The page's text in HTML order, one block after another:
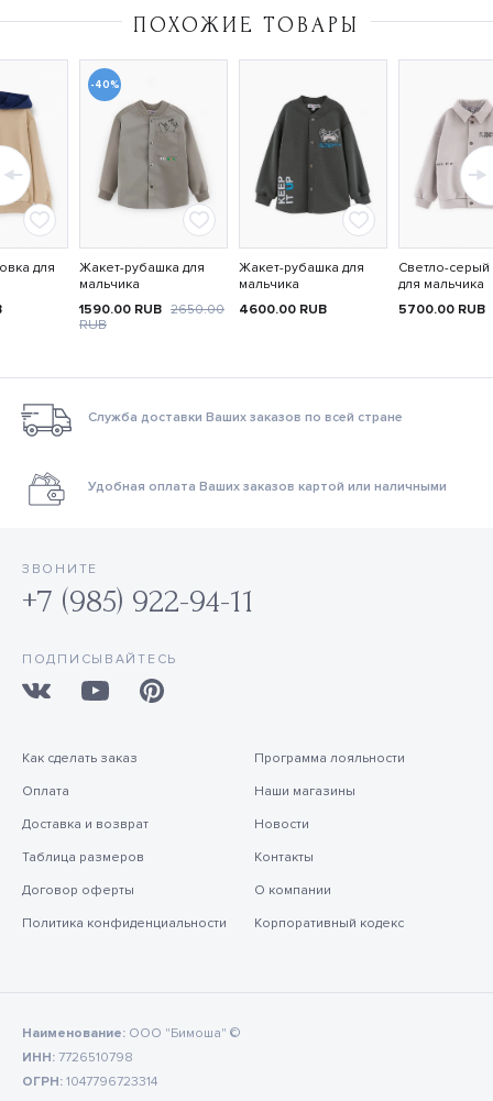
ПОХОЖИЕ ТОВАРЫ
для
-40%
Жакет-рубашка для
мальчика
1590.00 RUB 2650.00
RUB
Жакет-рубашка для
мальчика
4600.00 RUB
Светло-серый
для мальчика
5700.00 RUB
Служба доставки Ваших заказов по всей стране
Удобная оплата Ваших заказов картой или наличными
ЗВОНИТЕ
+7 (985) 922-94-11
ПОДПИСЫВАЙТЕСЬ
Как сделать заказ
Оплата
Доставка и возврат
Таблица размеров
Договор оферты
Политика конфиденциальности
Программа лояльности
Наши магазины
Новости
Контакты
О компании
Корпоративный кодекс
Наименование: ООО "Бимоша" ©
ИНН: 7726510798
ОГРН: 1047796723314